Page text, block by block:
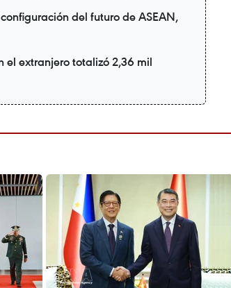
del futuro de ASEAN,
el extranjero totalizó 2,36 mil